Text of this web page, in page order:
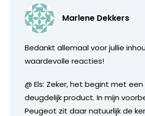
Marlene Dekkers
Bedankt allemaal voor jullie
waardevolle reacties!
@ Els: Zeker, het begint met een
deugdelijk product. In mijn
Peugeot zit daar natuurlijk de